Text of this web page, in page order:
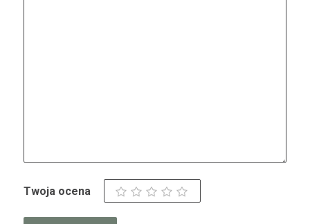
Twoja ocena